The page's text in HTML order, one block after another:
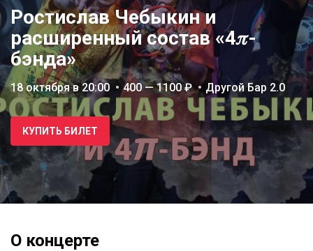
Ростислав Чебыкин и
расширенный состав «4𝜋-
бэнда»
18 октября в 20:00 400 — 1100 ₽ Другой Бар 2.0
КУПИТЬ БИЛЕТ
О концерте